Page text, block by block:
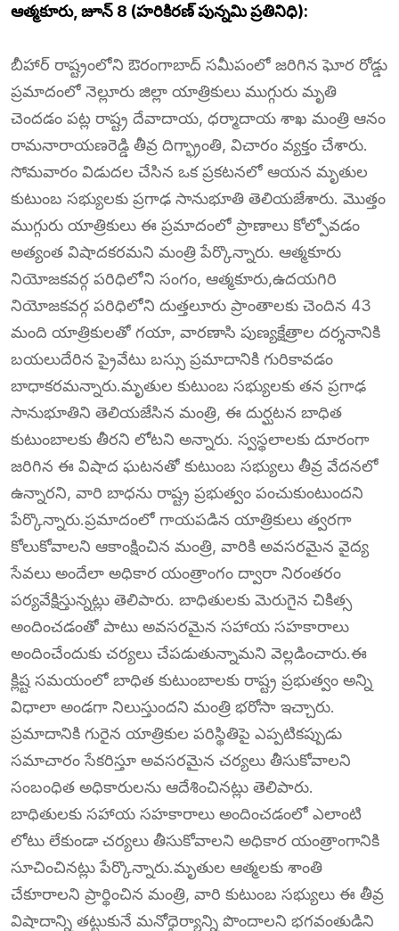
ఆత్మకూరు, జూన్ 8 (హరికిరణ్ పున్నమి ప్రతినిధి):
బీహార్ రాష్ట్రంలోని ఔరంగాబాద్ సమీపంలో జరిగిన ఘోర రోడ్డు
ప్రమాదంలో నెల్లూరు జిల్లా యాత్రికులు ముగ్గురు మృతి
చెందడం పట్ల రాష్ట్ర దేవాదాయ, ధర్మాదాయ శాఖ మంత్రి ఆనం
రామనారాయణరెడ్డి తీవ్ర దిగ్భ్రాంతి, విచారం వ్యక్తం చేశారు.
సోమవారం విడుదల చేసిన ఒక ప్రకటనలో ఆయన మృతుల
కుటుంబ సభ్యులకు ప్రగాఢ సానుభూతి తెలియజేశారు. మొత్తం
ముగ్గురు యాత్రికులు ఈ ప్రమాదంలో ప్రాణాలు కోల్పోవడం
అత్యంత విషాదకరమని మంత్రి పేర్కొన్నారు. ఆత్మకూరు
నియోజకవర్గ పరిధిలోని సంగం, ఆత్మకూరు,ఉదయగిరి
నియోజకవర్గ పరిధిలోని దుత్తలూరు ప్రాంతాలకు చెందిన 43
మంది యాత్రికులతో గయా, వారణాసి పుణ్యక్షేత్రాల దర్శనానికి
బయలుదేరిన ప్రైవేటు బస్సు ప్రమాదానికి గురికావడం
బాధాకరమన్నారు.మృతుల కుటుంబ సభ్యులకు తన ప్రగాఢ
సానుభూతిని తెలియజేసిన మంత్రి, ఈ దుర్ఘటన బాధిత
కుటుంబాలకు తీరని లోటని అన్నారు. స్వస్థలాలకు దూరంగా
జరిగిన ఈ విషాద ఘటనతో కుటుంబ సభ్యులు తీవ్ర వేదనలో
ఉన్నారని, వారి బాధను రాష్ట్ర ప్రభుత్వం పంచుకుంటుందని
పేర్కొన్నారు.ప్రమాదంలో గాయపడిన యాత్రికులు త్వరగా
కోలుకోవాలని ఆకాంక్షించిన మంత్రి, వారికి అవసరమైన వైద్య
సేవలు అందేలా అధికార యంత్రాంగం ద్వారా నిరంతరం
పర్యవేక్షిస్తున్నట్లు తెలిపారు. బాధితులకు మెరుగైన చికిత్స
అందించడంతో పాటు అవసరమైన సహాయ సహకారాలు
అందించేందుకు చర్యలు చేపడుతున్నామని వెల్లడించారు.ఈ
క్లిష్ట సమయంలో బాధిత కుటుంబాలకు రాష్ట్ర ప్రభుత్వం అన్ని
విధాలా అండగా నిలుస్తుందని మంత్రి భరోసా ఇచ్చారు.
ప్రమాదానికి గురైన యాత్రికుల పరిస్థితిపై ఎప్పటికప్పుడు
సమాచారం సేకరిస్తూ అవసరమైన చర్యలు తీసుకోవాలని
సంబంధిత అధికారులను ఆదేశించినట్లు తెలిపారు.
బాధితులకు సహాయ సహకారాలు అందించడంలో ఎలాంటి
లోటు లేకుండా చర్యలు తీసుకోవాలని అధికార యంత్రాంగానికి
సూచించినట్లు పేర్కొన్నారు.మృతుల ఆత్మలకు శాంతి
చేకూరాలని ప్రార్థించిన మంత్రి, వారి కుటుంబ సభ్యులు ఈ తీవ్ర
విషాదాన్ని తట్టుకునే మనోధైర్యాన్ని పొందాలని భగవంతుడిని